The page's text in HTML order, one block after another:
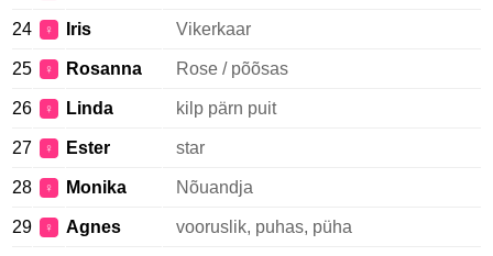
24 ♀ Iris Vikerkaar
25 ♀ Rosanna Rose / põõsas
26 ♀ Linda kilp pärn puit
27 ♀ Ester star
28 ♀ Monika Nõuandja
29 ♀ Agnes vooruslik, puhas, püha